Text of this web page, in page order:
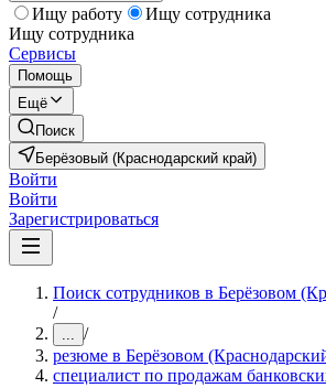
Ищу работу
Ищу сотрудника
Ищу сотрудника
Сервисы
Помощь
Ещё
Поиск
Берёзовый (Краснодарский край)
Войти
Войти
Зарегистрироваться
Поиск сотрудников в Берёзовом
/
... /
резюме в Берёзовом
специалист по продажам